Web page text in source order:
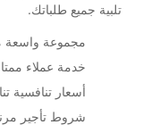
تلبية جميع طلباتك.
مجموعة واسعة
خدمة عملاء
أسعار تنافسية
شروط تأجير